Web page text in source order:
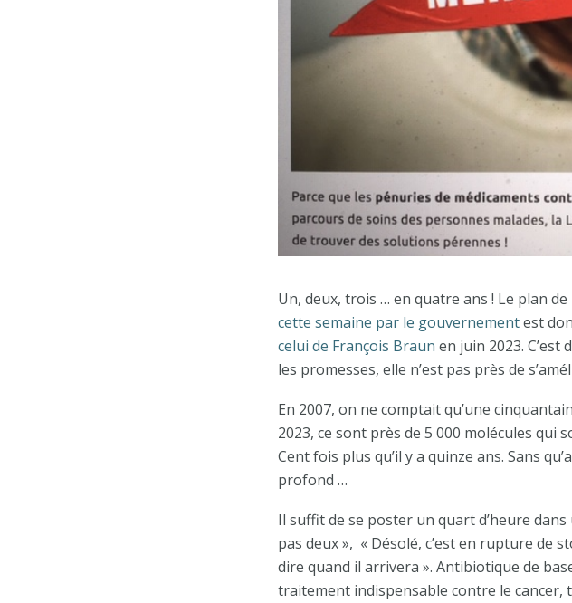
Un, deux, trois … en quatre ans ! Le plan
cette semaine par le gouvernementest
celui de François Braun en juin 2023.
les promesses, elle n’est pas près de
En 2007, on ne comptait qu’une
2023, ce sont près de 5 000 molécules
Cent fois plus qu’il y a quinze ans. Sans
profond …
Il suffit de se poster un quart d’heure
pas deux », « Désolé, c’est en rupture de
dire quand il arrivera ». Antibiotique de
traitement indispensable contre le cancer,